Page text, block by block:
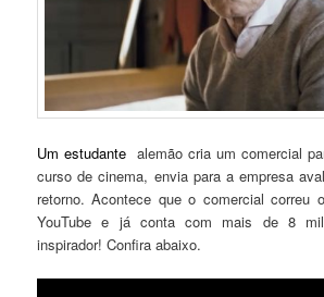
Um estudante alemão cria um comercial
curso de cinema, envia para a empresa
retorno. Acontece que o comercial correu
YouTube e já conta com mais de 8
inspirador! Confira abaixo.